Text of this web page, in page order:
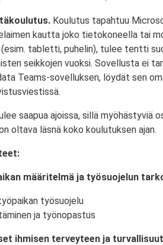
Koulutus tapahtuu
kautta joko tietokoneella tai
tabletti, puhelin), tulee tentti
seikkojen vuoksi. Sovellusta ei
Teams-sovelluksen, löydät sen
saapua ajoissa, sillä myöhästyviä
oltava läsnä koko koulutuksen ajan.
määritelmä ja työsuojelun
työsuojelu
ja työnopastus
ihmisen terveyteen ja